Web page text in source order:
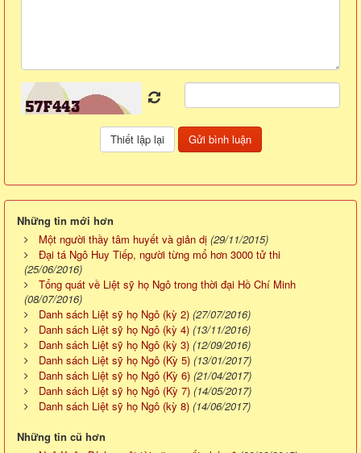
Những tin mới hơn
Một người thầy tâm huyết và giản dị (29/11/2015)
Đại tá Ngô Huy Tiếp, người từng mổ hơn 3000 tử thi
(25/06/2016)
Tổng quát về Liệt sỹ họ Ngô trong thời đại Hồ Chí Minh
(08/07/2016)
Danh sách Liệt sỹ họ Ngô (kỳ 2) (27/07/2016)
Danh sách Liệt sỹ họ Ngô (kỳ 4) (13/11/2016)
Danh sách Liệt sỹ họ Ngô (kỳ 3) (12/09/2016)
Danh sách Liệt sỹ họ Ngô (Kỳ 5) (13/01/2017)
Danh sách Liệt sỹ họ Ngô (Kỳ 6) (21/04/2017)
Danh sách Liệt sỹ họ Ngô (Kỳ 7) (14/05/2017)
Danh sách Liệt sỹ họ Ngô (kỳ 8) (14/06/2017)
Những tin cũ hơn